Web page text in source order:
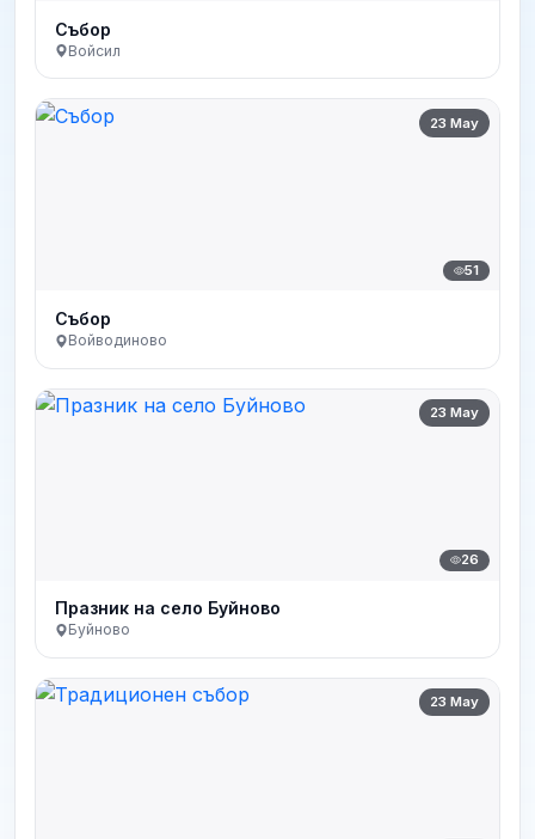
Събор
Войсил
23 May
51
Събор
Войводиново
23 May
26
Празник на село Буйново
Буйново
23 May